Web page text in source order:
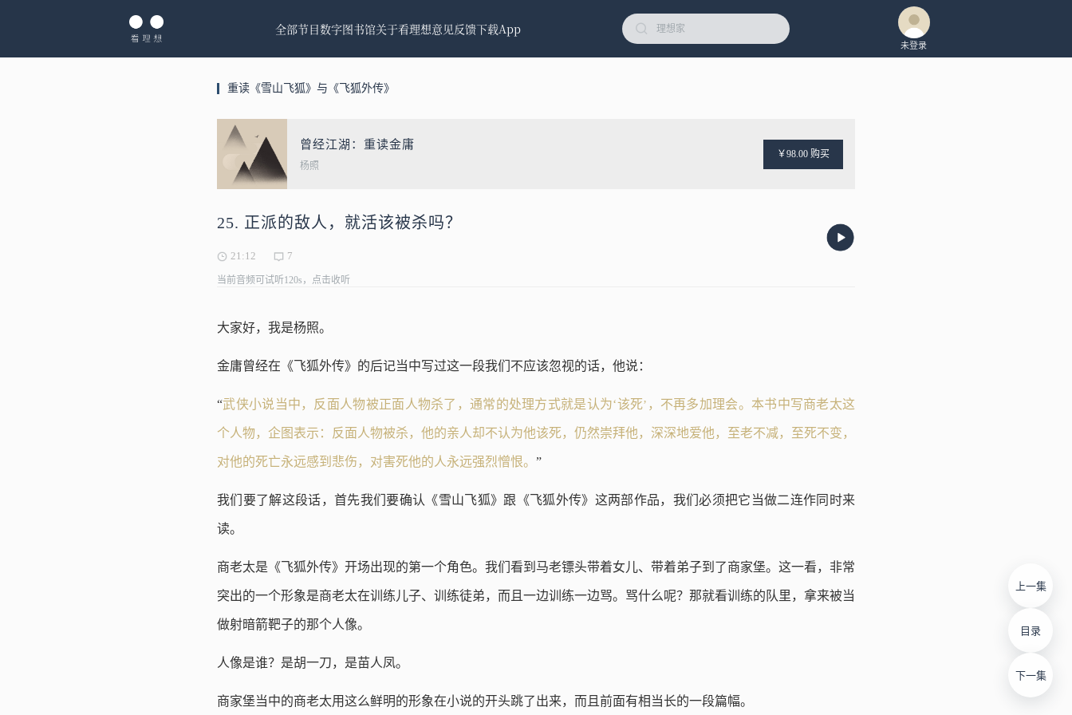
全部节目数字图书馆关于看理想意见反馈下载App
未登录
重读《雪山飞狐》与《飞狐外传》
曾经江湖：重读金庸
杨照
￥98.00 购买
25. 正派的敌人，就活该被杀吗？
21:12 7
当前音频可试听120s，点击收听
上一集
目录
下一集
大家好，我是杨照。
金庸曾经在《飞狐外传》的后记当中写过这一段我们不应该忽视的话，他说：
“武侠小说当中，反面人物被正面人物杀了，通常的处理方式就是认为‘该死’ ，不再多加理会。本书中写商老太这
个人物，企图表示：反面人物被杀，他的亲人却不认为他该死，仍然崇拜他，深深地爱他，至老不减，至死不变，
对他的死亡永远感到悲伤，对害死他的人永远强烈憎恨。 ”
我们要了解这段话，首先我们要确认《雪山飞狐》跟《飞狐外传》这两部作品，我们必须把它当做二连作同时来
读。
商老太是《飞狐外传》开场出现的第一个角色。我们看到马老镖头带着女儿、带着弟子到了商家堡。这一看，非常
突出的一个形象是商老太在训练儿子、训练徒弟，而且一边训练一边骂。骂什么呢？那就看训练的队里，拿来被当
做射暗箭靶子的那个人像。
人像是谁？是胡一刀，是苗人凤。
商家堡当中的商老太用这么鲜明的形象在小说的开头跳了出来，而且前面有相当长的一段篇幅。